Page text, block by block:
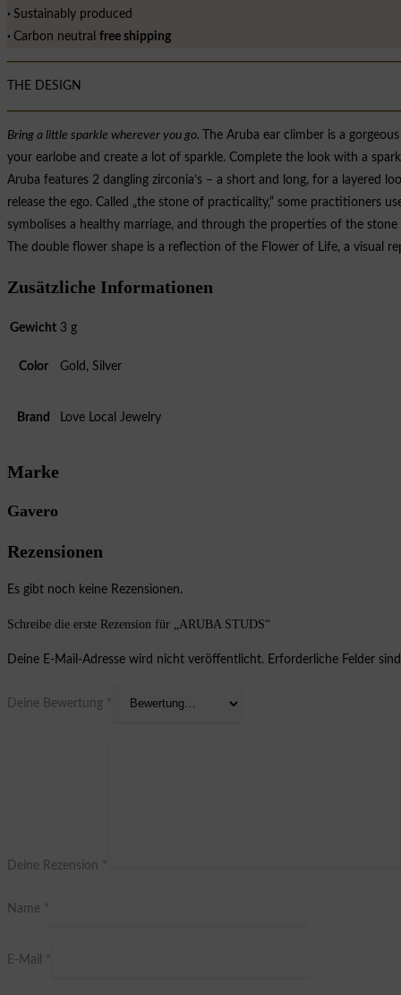
∙ Sustainably produced
∙ Carbon neutral free shipping
THE DESIGN
Bring a little sparkle wherever you go.
The Aruba ear climber is a
your earlobe and create a lot of sparkle. Complete the look with a
Aruba features 2 dangling zirconia’s – a short and long, for a layered
release the ego. Called „the stone of practicality,“ some practitioners
symbolises a healthy marriage, and through the properties of the
The double flower shape is a reflection of the Flower of Life, a visual
Zusätzliche Informationen
Gewicht 3 g
Color Gold, Silver
Brand Love Local Jewelry
Marke
Gavero
Rezensionen
Es gibt noch keine Rezensionen.
Schreibe die erste Rezension für „ARUBA STUDS“
Deine E-Mail-Adresse wird nicht veröffentlicht. Erforderliche Felder
Deine Bewertung *
Deine Rezension *
Name *
E-Mail *